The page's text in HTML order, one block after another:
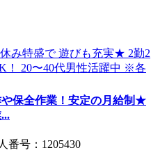
保全作業！安定の月給制★
号：1205430